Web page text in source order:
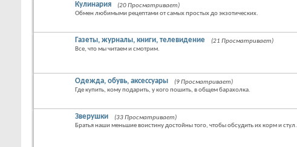
Кулинария
(20 Просматривает)
Обмен любимыми рецептами от самых простых до экзотических.
Газеты, журналы, книги, телевидение
(21 Просматривает)
Все, что мы читаем и смотрим.
Одежда, обувь, аксессуары
(9 Просматривает)
Где купить, кому подарить, у кого пошить, в общем барахолка.
Зверушки
(33 Просматривает)
Братья наши меньшие воистину достойны того, чтобы обсудить их корм и стул.